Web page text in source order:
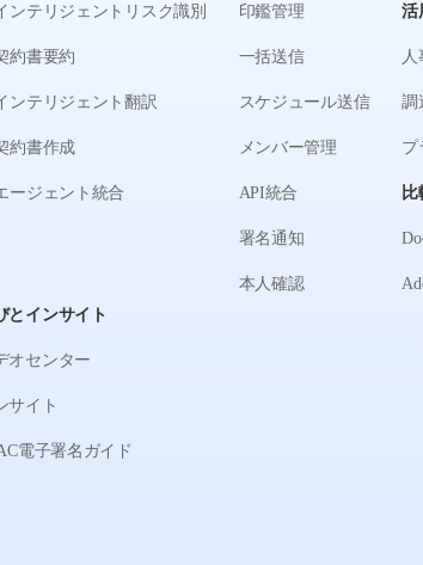
ンテリジェントリスク識別
約書要約
ンテリジェント翻訳
約書作成
ージェント統合
印鑑管理
一括送信
スケジュール送信
メンバー管理
API統合
署名通知
本人確認
活
人
調
プ
比
とインサイト
オセンター
サイト
電子署名ガイド